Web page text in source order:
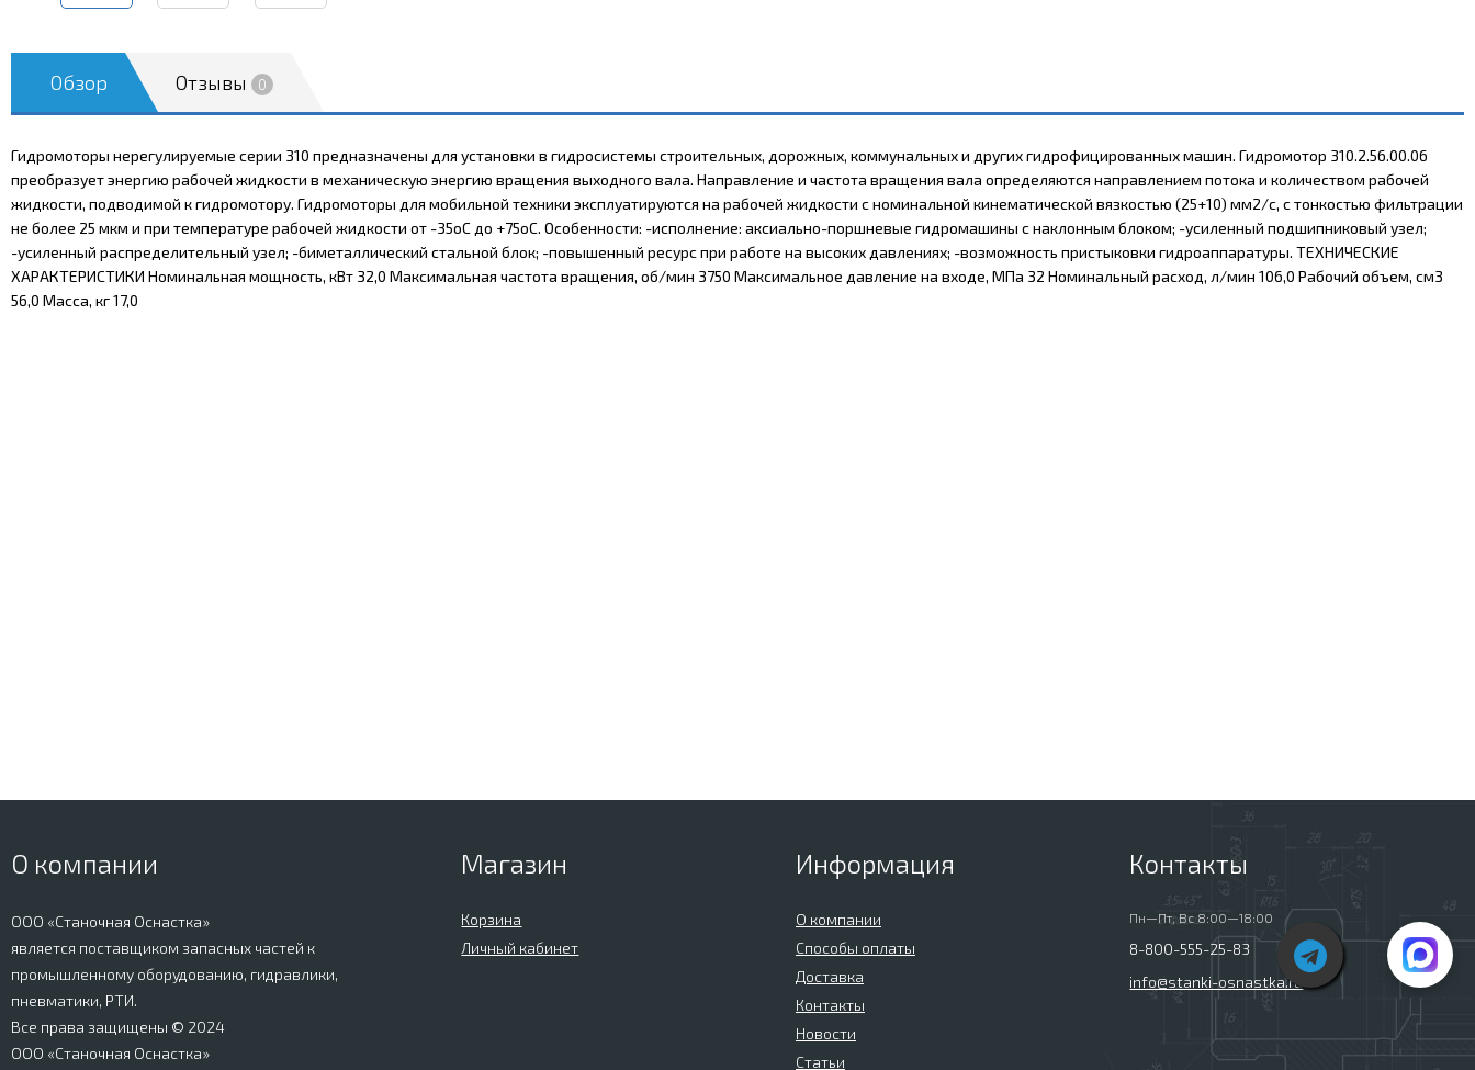
Обзор Отзывы 0
Гидромоторы нерегулируемые серии 310 предназначены для установки в гидросистемы строительных, дорожных, коммунальных и других гидрофицированных машин. Гидромотор 310.2.56.00.06
преобразует энергию рабочей жидкости в механическую энергию вращения выходного вала. Направление и частота вращения вала определяются направлением потока и количеством рабочей
жидкости, подводимой к гидромотору. Гидромоторы для мобильной техники эксплуатируются на рабочей жидкости с номинальной кинематической вязкостью (25+10) мм2/с, с тонкостью фильтрации
не более 25 мкм и при температуре рабочей жидкости от -35оС до +75оС. Особенности: -исполнение: аксиально-поршневые гидромашины с наклонным блоком; -усиленный подшипниковый узел;
-усиленный распределительный узел; -биметаллический стальной блок; -повышенный ресурс при работе на высоких давлениях; -возможность пристыковки гидроаппаратуры. ТЕХНИЧЕСКИЕ
ХАРАКТЕРИСТИКИ Номинальная мощность, кВт 32,0 Максимальная частота вращения, об/мин 3750 Максимальное давление на входе, МПа 32 Номинальный расход, л/мин 106,0 Рабочий объем, см3
56,0 Масса, кг 17,0
О компании
ООО «Станочная Оснастка»
является поставщиком запасных частей к
промышленному оборудованию, гидравлики,
пневматики, РТИ.
Все права защищены © 2024
ООО «Станочная Оснастка»
Магазин
Корзина
Личный кабинет
Информация
О компании
Способы оплаты
Доставка
Контакты
Новости
Статьи
Контакты
Пн—Пт, Вс 8:00—18:00
8-800-555-25-83
info@stanki-osnastka.ru